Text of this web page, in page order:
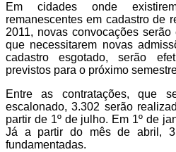
Em cidades onde
remanescentes em cadastro de
2011, novas convocações
que necessitarem novas
cadastro esgotado, serão
previstos para o próximo
Entre as contratações, que
escalonado, 3.302 serão
partir de 1º de julho. Em 1º de
Já a partir do mês de abril,
fundamentadas.